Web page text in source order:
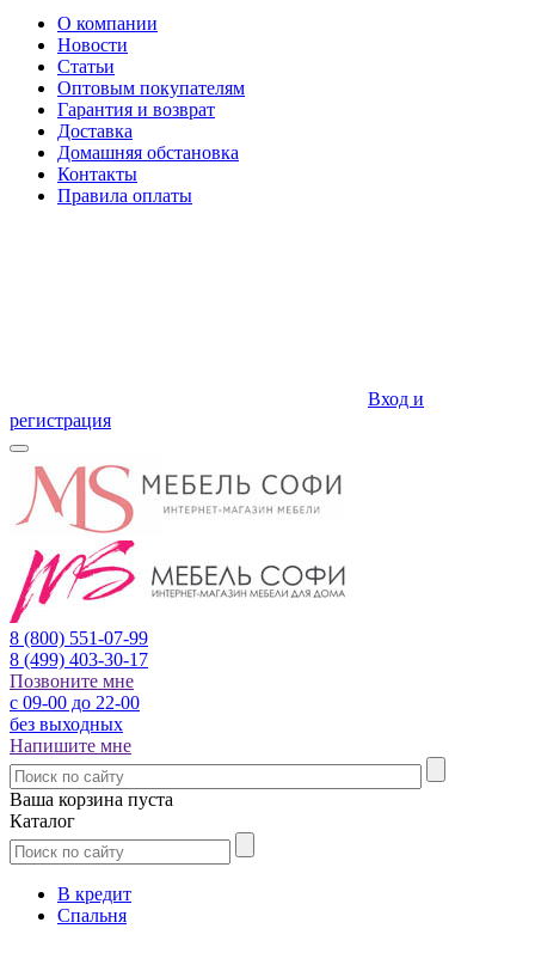
О компании
Новости
Статьи
Оптовым покупателям
Гарантия и возврат
Доставка
Домашняя обстановка
Контакты
Правила оплаты
Вход и
регистрация
8 (800) 551-07-99
8 (499) 403-30-17
Позвоните мне
с 09-00 до 22-00
без выходных
Напишите мне
Ваша корзина пуста
Каталог
В кредит
Спальня